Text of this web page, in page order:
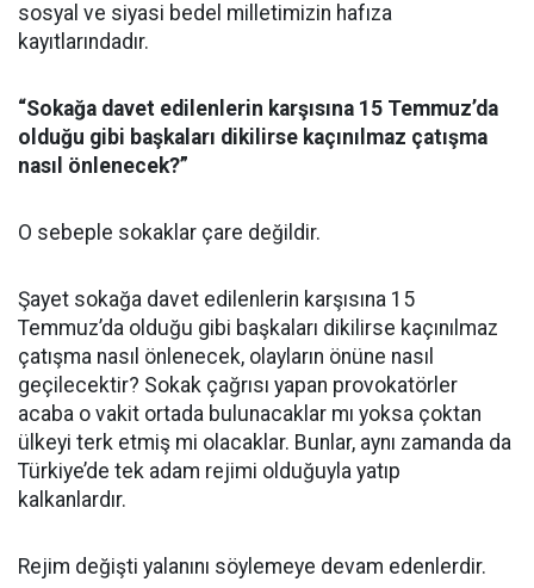
sosyal ve siyasi bedel milletimizin hafıza
kayıtlarındadır.
“Sokağa davet edilenlerin karşısına 15 Temmuz’da
olduğu gibi başkaları dikilirse kaçınılmaz çatışma
nasıl önlenecek?”
O sebeple sokaklar çare değildir.
Şayet sokağa davet edilenlerin karşısına 15
Temmuz’da olduğu gibi başkaları dikilirse kaçınılmaz
çatışma nasıl önlenecek, olayların önüne nasıl
geçilecektir? Sokak çağrısı yapan provokatörler
acaba o vakit ortada bulunacaklar mı yoksa çoktan
ülkeyi terk etmiş mi olacaklar. Bunlar, aynı zamanda da
Türkiye’de tek adam rejimi olduğuyla yatıp
kalkanlardır.
Rejim değişti yalanını söylemeye devam edenlerdir.